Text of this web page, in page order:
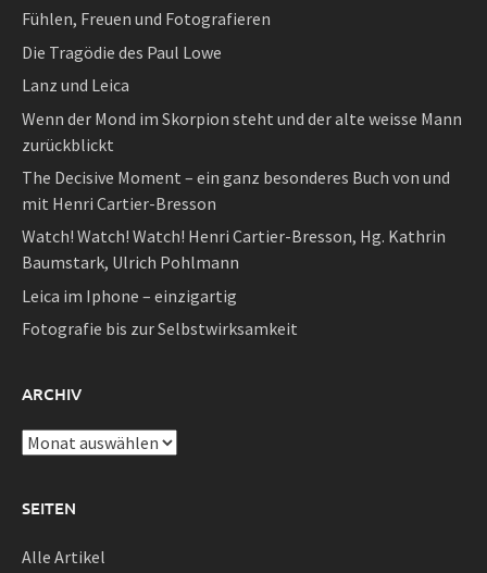
Fühlen, Freuen und Fotografieren
Die Tragödie des Paul Lowe
Lanz und Leica
Wenn der Mond im Skorpion steht und der alte weisse Mann
zurückblickt
The Decisive Moment – ein ganz besonderes Buch von und
mit Henri Cartier-Bresson
Watch! Watch! Watch! Henri Cartier-Bresson, Hg. Kathrin
Baumstark, Ulrich Pohlmann
Leica im Iphone – einzigartig
Fotografie bis zur Selbstwirksamkeit
ARCHIV
Archiv
SEITEN
Alle Artikel